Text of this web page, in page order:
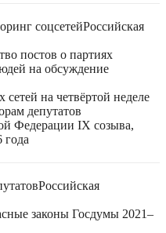
соцсетейРоссийская
постов о партиях
на обсуждение
на четвёртой неделе
депутатов
Федерации IX созыва,
года
Российская
законы Госдумы 2021–